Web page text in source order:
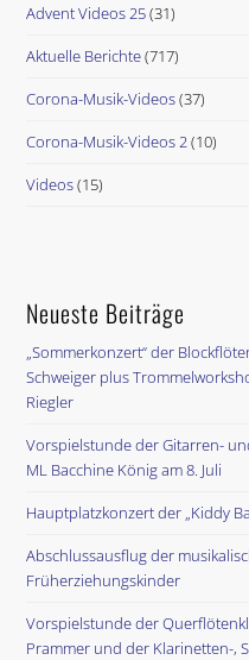
Advent Videos 25(31)
Aktuelle Berichte(717)
Corona-Musik-Videos(37)
Corona-Musik-Videos 2(10)
Videos(15)
Neueste Beiträge
„Sommerkonzert“ der
Schweiger plus
Riegler
Vorspielstunde der Gitarren-
ML Bacchine König am 8. Juli
Hauptplatzkonzert der „Kiddy
Abschlussausflug der
Früherziehungskinder
Vorspielstunde der
Prammer und der Klarinetten-,